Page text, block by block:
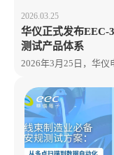
2026.03.25
华仪正式发布EEC-
测试产品体系
2026年3月25日，华仪